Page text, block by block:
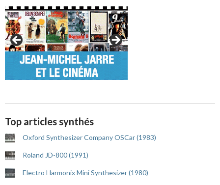
Top articles synthés
Oxford Synthesizer Company OSCar (1983)
Roland JD-800 (1991)
Electro Harmonix Mini Synthesizer (1980)